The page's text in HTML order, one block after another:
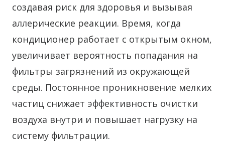
создавая риск для здоровья и вызывая
аллерические реакции. Время, когда
кондиционер работает с открытым окном,
увеличивает вероятность попадания на
фильтры загрязнений из окружающей
среды. Постоянное проникновение мелких
частиц снижает эффективность очистки
воздуха внутри и повышает нагрузку на
систему фильтрации.